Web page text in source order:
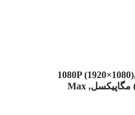
1080P
(H)×1080 (V), 2MP, 2 مگاپیکسل, Max